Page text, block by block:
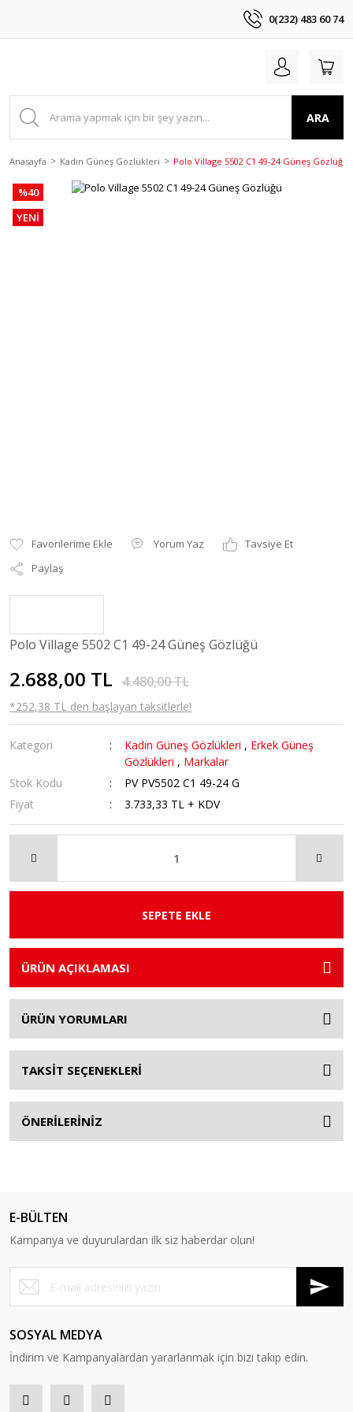
0(232) 483 60 74
ARA
Anasayfa Kadın Güneş Gözlükleri Polo Village 5502 C1 49-24 Güneş Gözlüğü
%40
YENİ
Yorum Yaz
Tavsiye Et
Paylaş
Polo Village 5502 C1 49-24 Güneş Gözlüğü
2.688,00 TL 4.480,00 TL
*252,38 TL den başlayan taksitlerle!
Kategori Kadın Güneş Gözlükleri , Erkek Güneş
Gözlükleri , Markalar
Stok Kodu
PV PV5502 C1 49-24 G
Fiyat
3.733,33 TL + KDV
SEPETE EKLE
ÜRÜN AÇIKLAMASI
ÜRÜN YORUMLARI
TAKSİT SEÇENEKLERİ
ÖNERİLERİNİZ
E-BÜLTEN
Kampanya ve duyurulardan ilk siz haberdar olun!
SOSYAL MEDYA
İndirim ve Kampanyalardan yararlanmak için bizi takip edin.